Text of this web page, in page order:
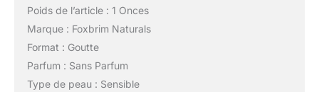
Poids de l’article : 1 Onces
Marque : Foxbrim Naturals
Format : Goutte
Parfum : Sans Parfum
Type de peau : Sensible